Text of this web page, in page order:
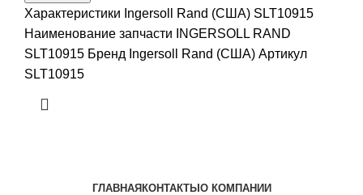
Характеристики Ingersoll Rand (США) SLT10915
Наименование запчасти INGERSOLL RAND
SLT10915 Бренд Ingersoll Rand (США) Артикул
SLT10915
ГЛАВНАЯКОНТАКТЫО КОМПАНИИ